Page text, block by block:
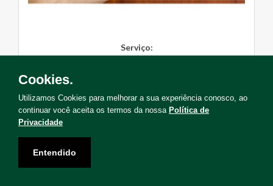
Serviço:
Cookies.
Utilizamos Cookies para melhorar a sua experiência conosco, ao
continuar você aceita os termos da nossa Política de
Privacidade
Entendido